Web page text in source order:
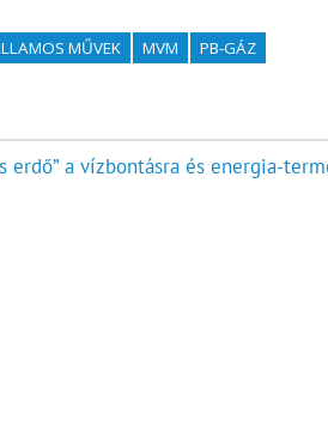
MŰVEK MVM
PB-GÁZ
erdő” a vízbontásra és energia-